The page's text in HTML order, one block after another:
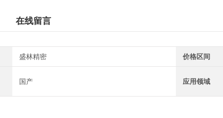
在线留言
盛林精密 价格区间
国产 应用领域